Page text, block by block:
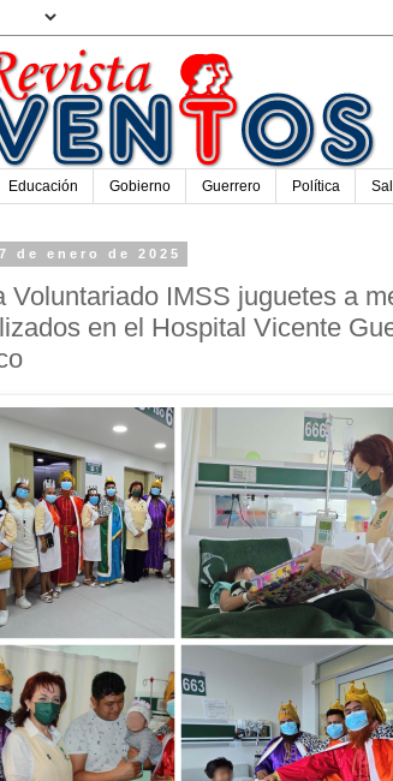
Educación Gobierno Guerrero Política
de enero de 2025
Voluntariado IMSS juguetes a
en el Hospital Vicente